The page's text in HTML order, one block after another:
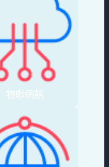
物聯網館